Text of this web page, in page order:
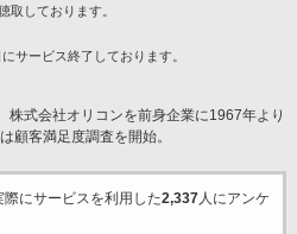
しております。
サービス終了しております。
株式会社オリコンを前身企業に1967年より
顧客満足度調査を開始。
にサービスを利用した2,337人にアンケ